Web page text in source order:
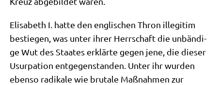
Eli­sa­beth I. hat­te den eng­li­schen Thron ille­gi­tim
bestie­gen, was unter ihrer Herr­schaft die unbän­di­
ge Wut des Staa­tes erklär­te gegen jene, die die­ser
Usur­pa­ti­on ent­ge­gen­stan­den. Unter ihr wur­den
eben­so radi­ka­le wie bru­ta­le Maß­nah­men zur